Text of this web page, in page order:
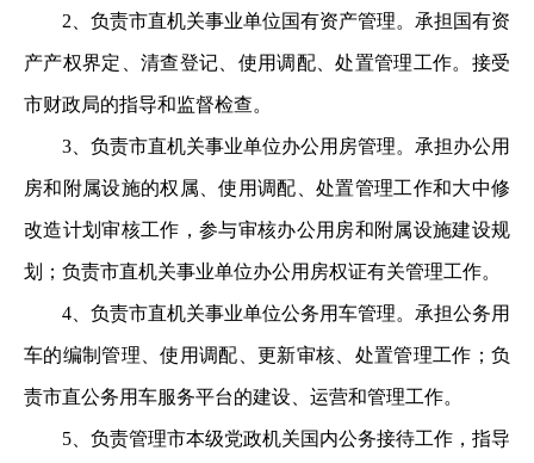
2、负责市直机关事业单位国有资产管理。承担国有资
产产权界定、清查登记、使用调配、处置管理工作。接受
市财政局的指导和监督检查。
3、负责市直机关事业单位办公用房管理。承担办公用
房和附属设施的权属、使用调配、处置管理工作和大中修
改造计划审核工作，参与审核办公用房和附属设施建设规
划；负责市直机关事业单位办公用房权证有关管理工作。
4、负责市直机关事业单位公务用车管理。承担公务用
车的编制管理、使用调配、更新审核、处置管理工作；负
责市直公务用车服务平台的建设、运营和管理工作。
5、负责管理市本级党政机关国内公务接待工作，指导